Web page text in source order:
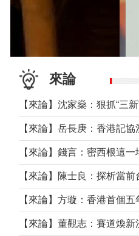
來論
【來論】董觀志：賽道煥